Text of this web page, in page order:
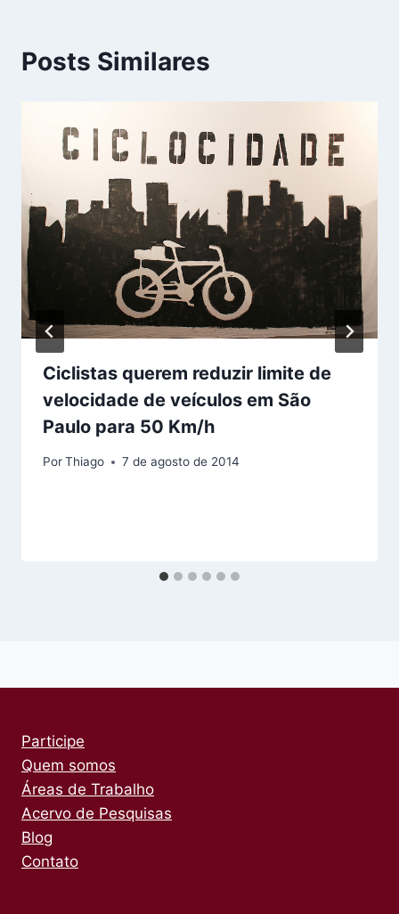
Posts Similares
Ciclistas querem reduzir limite de
velocidade de veículos em São
Paulo para 50 Km/h
PorThiago 7 de agosto de 2014
Participe
Quem somos
Áreas de Trabalho
Acervo de Pesquisas
Blog
Contato